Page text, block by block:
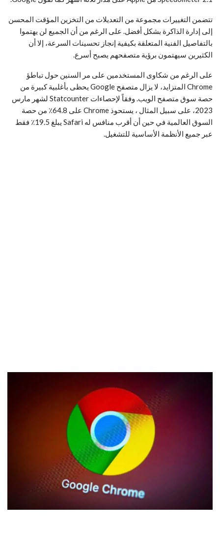
تتضمن التغييرات مجموعة من التعديلات من التخزين المؤقت المحسن
إلى إدارة الذاكرة بشكل أفضل. على الرغم من أن الجميع لن يهتموا
بالتفاصيل الفنية المتعلقة بكيفية إنجاز تحسينات السرعة، إلا أن
الكثيرين سيهتمون برؤية متصفحهم يصبح أسرع.
على الرغم من شكاوى المستخدمين على مر السنين حول تباطؤ
Chrome المتزايد، لا يزال متصفح Google يحظى بأغلبية كبيرة من
حصة سوق متصفح الويب. وفقاً لإحصاءات Statcounter لشهر مارس
2023، على سبيل المثال ، يستحوذ Chrome على 64.8٪ من حصة
السوق العالمية في حين أن أقرب منافس له Safari يبلغ 19.5٪ فقط
عبر جميع الأنظمة الأساسية للتشغيل.